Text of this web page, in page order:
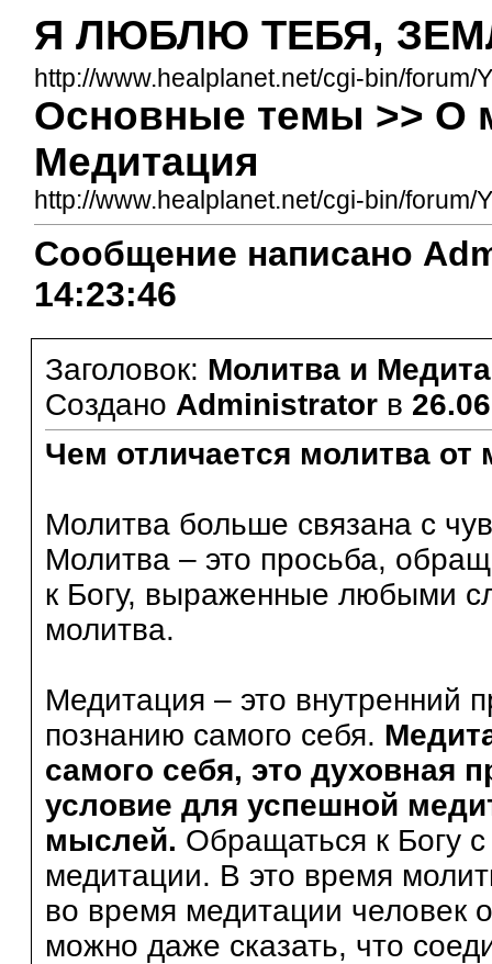
Я ЛЮБЛЮ ТЕБЯ,
http://www.healplanet.net/cgi-bin/forum/
Основные темы >> О
Медитация
http://www.healplanet.net/cgi-bin/forum/
Сообщение написано
14:23:46
Заголовок: Молитва и
Создано Administratorв
Чем отличается молитва от
Молитва больше связана с
Молитва – это просьба,
к Богу, выраженные любыми
молитва.
Медитация – это внутренний
познанию самого себя.
самого себя, это духовная
условие для успешной
мыслей. Обращаться к Богу
медитации. В это время
во время медитации человек
можно даже сказать, что